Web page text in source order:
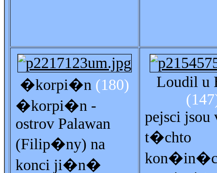
�korpi�n (180)
�korpi�n -
ostrov Palawan
(Filip�ny) na
konci ji�n�
Loudil u
pejsci jsou
t�chto